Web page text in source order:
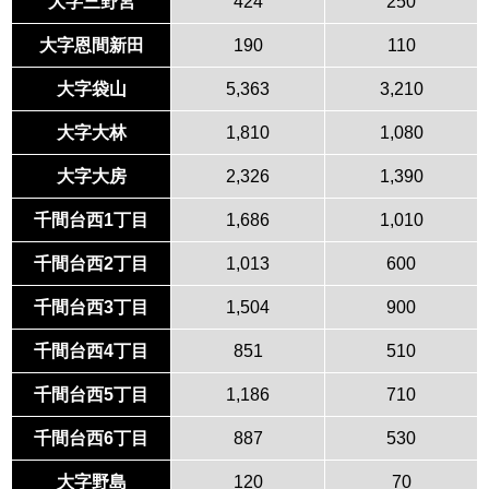
大字恩間新田 190 110
大字袋山 5,363 3,210
大字大林 1,810 1,080
大字大房 2,326 1,390
千間台西1丁目 1,686 1,010
千間台西2丁目 1,013 600
千間台西3丁目 1,504 900
千間台西4丁目 851 510
千間台西5丁目 1,186 710
千間台西6丁目 887 530
大字野島 120 70